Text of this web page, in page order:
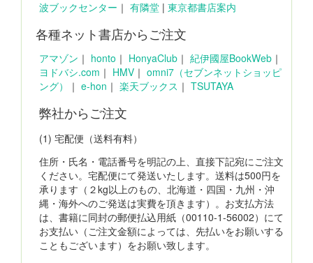
波ブックセンター ｜ 有隣堂 | 東京都書店案内
各種ネット書店からご注文
アマゾン ｜ honto ｜ HonyaClub ｜ 紀伊國屋BookWeb ｜
ヨドバシ.com ｜ HMV ｜ omni7（セブンネットショッピ
ング）
｜ e-hon ｜ 楽天ブックス ｜ TSUTAYA
弊社からご注文
(1) 宅配便（送料有料）
住所・氏名・電話番号を明記の上、直接下記宛にご注文
ください。宅配便にて発送いたします。送料は500円を
承ります（２kg以上のもの、北海道・四国・九州・沖
縄・海外へのご発送は実費を頂きます）。お支払方法
は、書籍に同封の郵便払込用紙（00110-1-56002）にて
お支払い（ご注文金額によっては、先払いをお願いする
こともございます）をお願い致します。